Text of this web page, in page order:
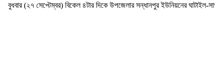
বুধবার (২৭ সেপ্টেম্বর) বিকেল ৪টার দিকে উপজেলার সন্ধানপুর ইউনিয়নের ঘাটাইল-